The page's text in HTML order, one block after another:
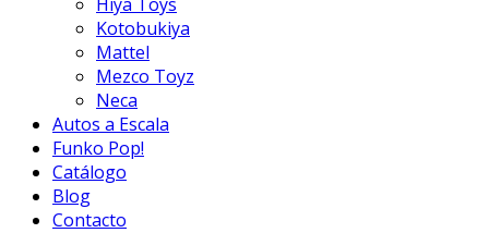
Kotobukiya
Mattel
Mezco Toyz
Neca
Autos a Escala
Funko Pop!
Catálogo
Blog
Contacto